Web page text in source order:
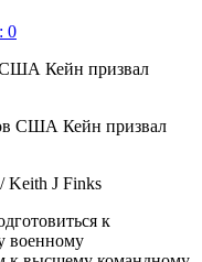
0
США Кейн призвал
Keith J Finks
к
военному